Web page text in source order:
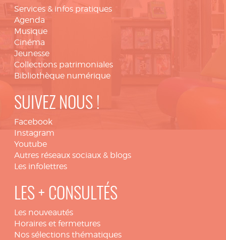
Services & infos pratiques
Agenda
Musique
Cinéma
Jeunesse
Collections patrimoniales
Bibliothèque numérique
SUIVEZ NOUS !
Facebook
Instagram
Youtube
Autres réseaux sociaux & blogs
Les infolettres
LES + CONSULTÉS
Les nouveautés
Horaires et fermetures
Nos sélections thématiques